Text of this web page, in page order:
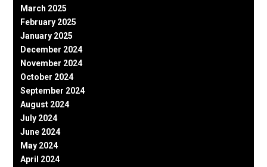
March 2025
February 2025
January 2025
December 2024
November 2024
October 2024
September 2024
August 2024
July 2024
June 2024
May 2024
April 2024